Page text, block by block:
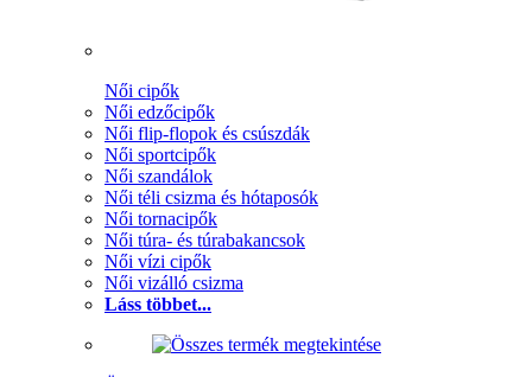
Női cipők
Női edzőcipők
Női flip-flopok és csúszdák
Női sportcipők
Női szandálok
Női téli csizma és hótaposók
Női tornacipők
Női túra- és túrabakancsok
Női vízi cipők
Női vizálló csizma
Láss többet...